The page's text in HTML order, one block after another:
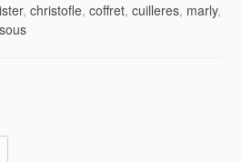
,christofle,coffret,cuilleres, marly,
sous